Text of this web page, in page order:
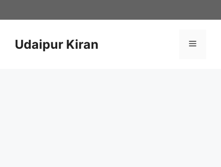
to
Udaipur Kiran Menu